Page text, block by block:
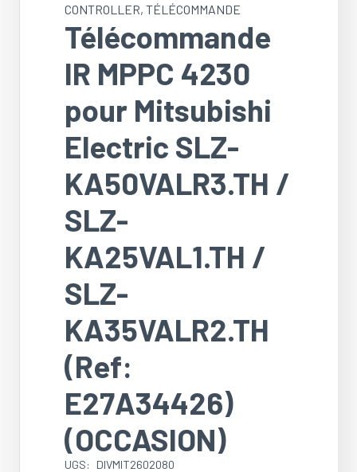
CONTROLLER, TÉLÉCOMMANDE
Télécommande
IR MPPC 4230
pour Mitsubishi
Electric SLZ-
KA50VALR3.TH /
SLZ-
KA25VAL1.TH /
SLZ-
KA35VALR2.TH
(Ref:
E27A34426)
(OCCASION)
UGS: DIVMIT2602080